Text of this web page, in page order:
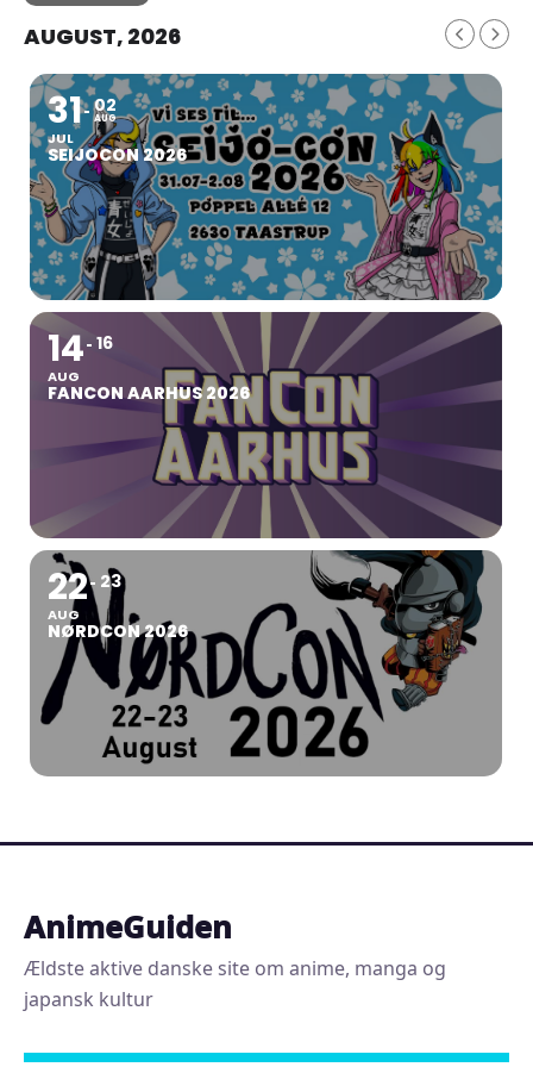
AUGUST, 2026
31
JUL
02
AUG
SEIJOCON 2026
14
AUG
16
FANCON AARHUS 2026
22
AUG
23
NØRDCON 2026
AnimeGuiden
Ældste aktive danske site om anime, manga og
japansk kultur